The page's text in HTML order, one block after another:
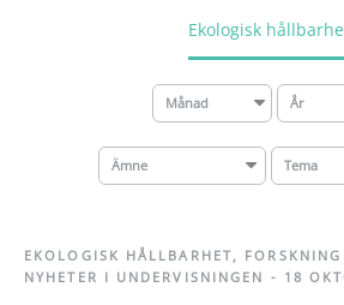
Ekologisk
Månad År
Ämne Tema
EKOLOGISK HÅLLBARHET,
NYHETER I UNDERVISNINGEN - 18